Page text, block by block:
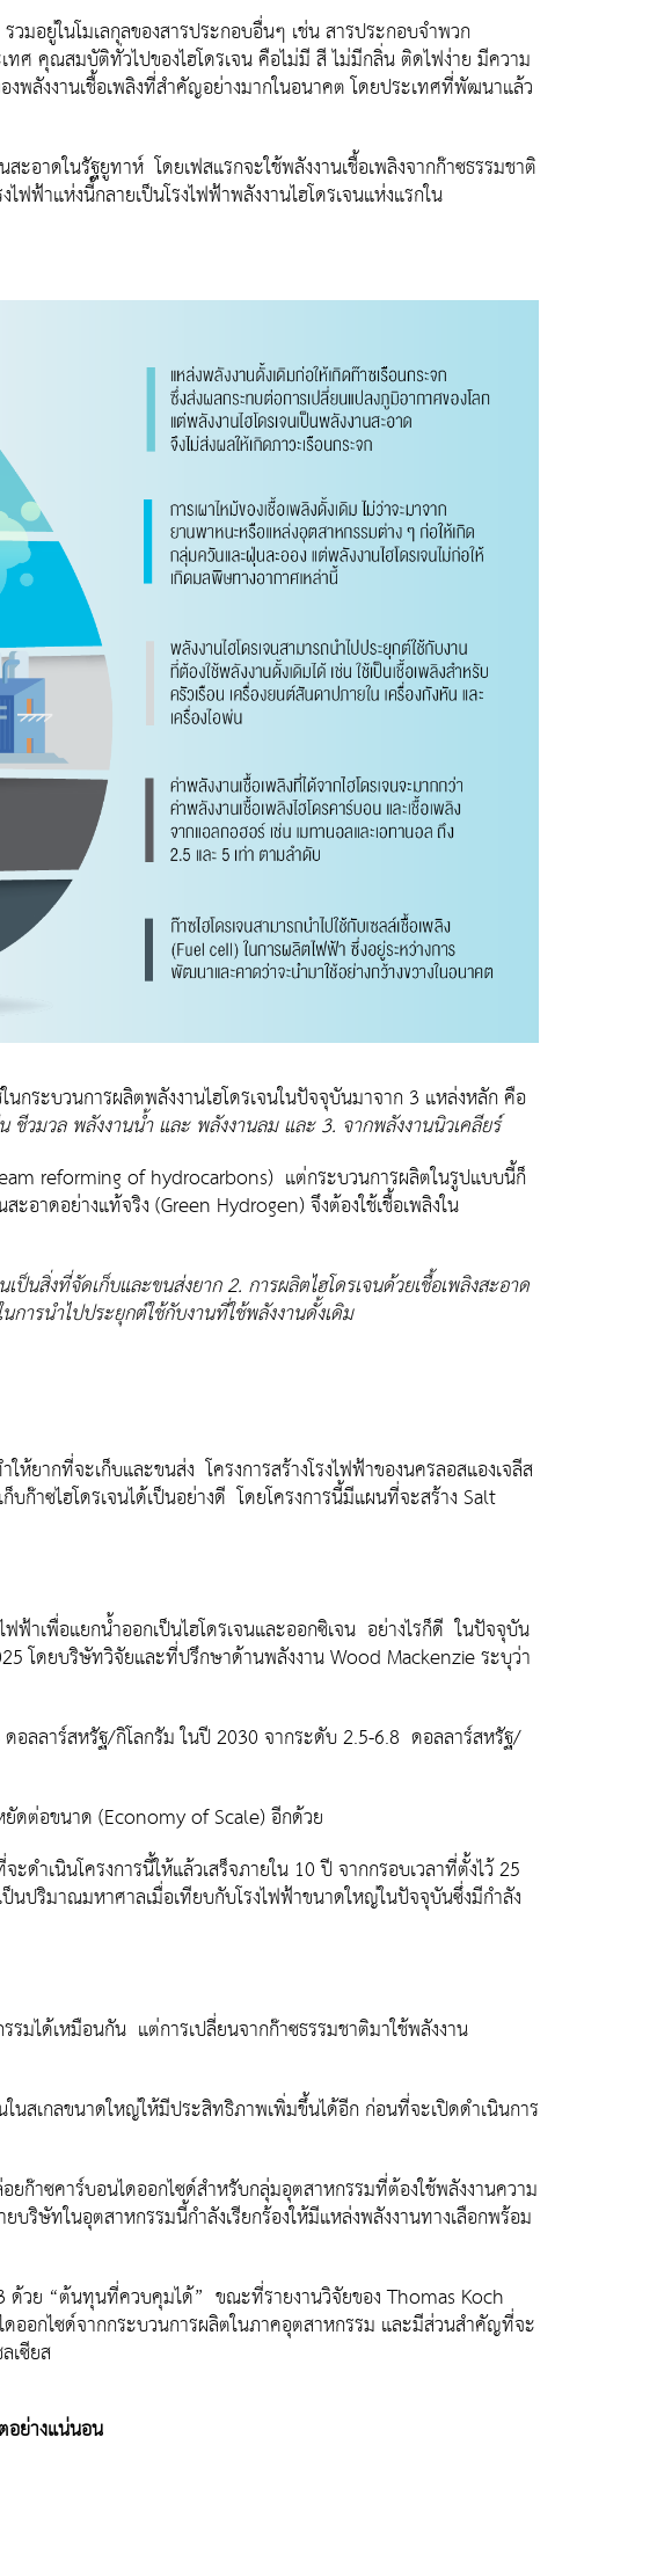
มอยู่ในโมเลกุลของสารประกอบอื่นๆ เช่น สารประกอบจําพวก
ศ คุณสมบัติทั่วไปของไฮโดรเจน คือไม่มี สี ไม่มีกลิ่น ติดไฟง่าย มีความ
พลังงานเชื้อเพลิงที่สำคัญอย่างมากในอนาคต โดยประเทศที่พัฒนาแล้ว
ะอาดในรัฐยูทาห์ โดยเฟสแรกจะใช้พลังงานเชื้อเพลิงจากก๊าซธรรมชาติ
ฟ้าแห่งนี้กลายเป็นโรงไฟฟ้าพลังงานไฮโดรเจนแห่งแรกใน
นกระบวนการผลิตพลังงานไฮโดรเจนในปัจจุบันมาจาก 3 แหล่งหลัก คือ
วมวล พลังงานน้ำ และ พลังงานลม และ 3. จากพลังงานนิวเคลียร์
reforming of hydrocarbons) แต่กระบวนการผลิตในรูปแบบนี้ก็
อาดอย่างแท้จริง (Green Hydrogen) จึงต้องใช้เชื้อเพลิงใน
เป็นสิ่งที่จัดเก็บและขนส่งยาก 2. การผลิตไฮโดรเจนด้วยเชื้อเพลิงสะอาด
ารนำไปประยุกต์ใช้กับงานที่ใช้พลังงานดั้งเดิม
ยากที่จะเก็บและขนส่ง โครงการสร้างโรงไฟฟ้าของนครลอสแองเจลีส
ก๊าซไฮโดรเจนได้เป็นอย่างดี โดยโครงการนี้มีแผนที่จะสร้าง Salt
าเพื่อแยกน้ำออกเป็นไฮโดรเจนและออกซิเจน อย่างไรก็ดี ในปัจจุบัน
โดยบริษัทวิจัยและที่ปรึกษาด้านพลังงาน Wood Mackenzie ระบุว่า
อลลาร์สหรัฐ/กิโลกรัม ในปี 2030 จากระดับ 2.5-6.8 ดอลลาร์สหรัฐ/
ยัดต่อขนาด (Economy of Scale) อีกด้วย
ำเนินโครงการนี้ให้แล้วเสร็จภายใน 10 ปี จากกรอบเวลาที่ตั้งไว้ 25
นปริมาณมหาศาลเมื่อเทียบกับโรงไฟฟ้าขนาดใหญ่ในปัจจุบันซึ่งมีกำลัง
รมได้เหมือนกัน แต่การเปลี่ยนจากก๊าซธรรมชาติมาใช้พลังงาน
นสเกลขนาดใหญ่ให้มีประสิทธิภาพเพิ่มขึ้นได้อีก ก่อนที่จะเปิดดำเนินการ
ยก๊าซคาร์บอนไดออกไซด์สำหรับกลุ่มอุตสาหกรรมที่ต้องใช้พลังงานความ
ษัทในอุตสาหกรรมนี้กำลังเรียกร้องให้มีแหล่งพลังงานทางเลือกพร้อม
ด้วย “ต้นทุนที่ควบคุมได้” ขณะที่รายงานวิจัยของ Thomas Koch
อกไซด์จากกระบวนการผลิตในภาคอุตสาหกรรม และมีส่วนสำคัญที่จะ
เซียส
อย่างแน่นอน